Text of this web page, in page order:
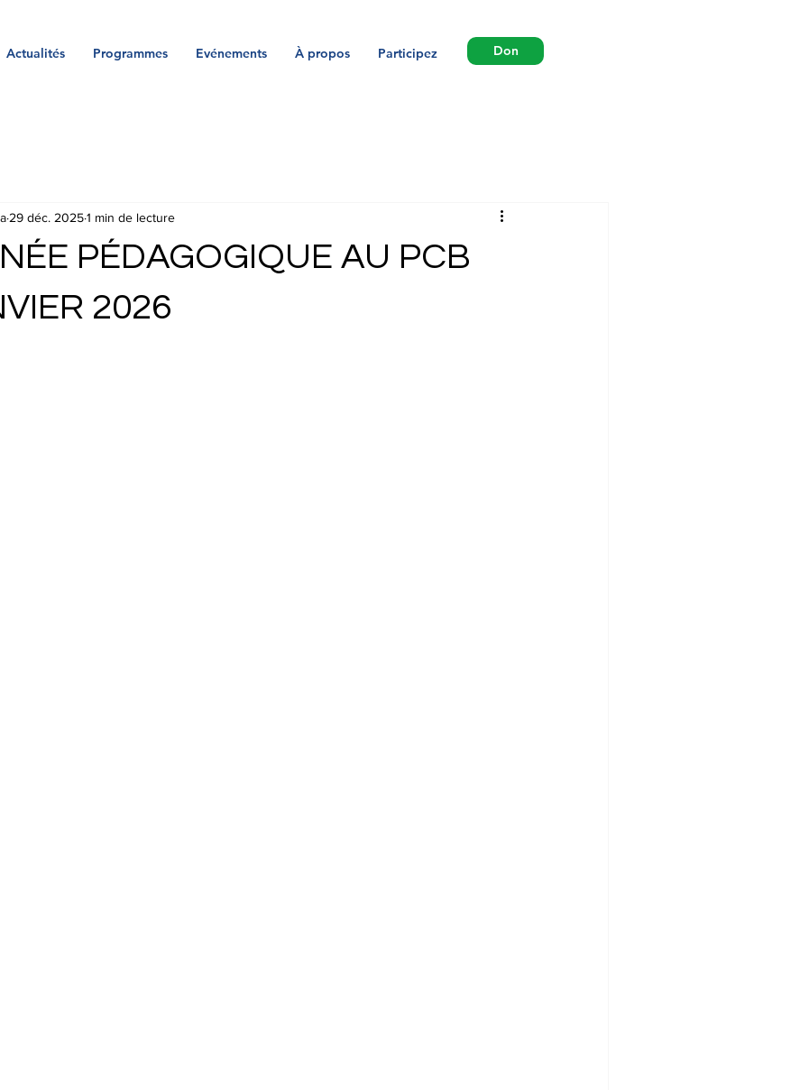
Actualités Programmes Evénements À propos Participez Don
PÉDAGOGIQUE AU PCB
2026
29 déc. 20251 min de lecture